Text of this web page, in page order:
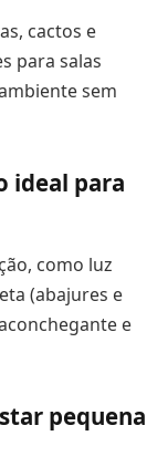
cactos e
para salas
sem
ideal para
como luz
(abajures e
e
pequena